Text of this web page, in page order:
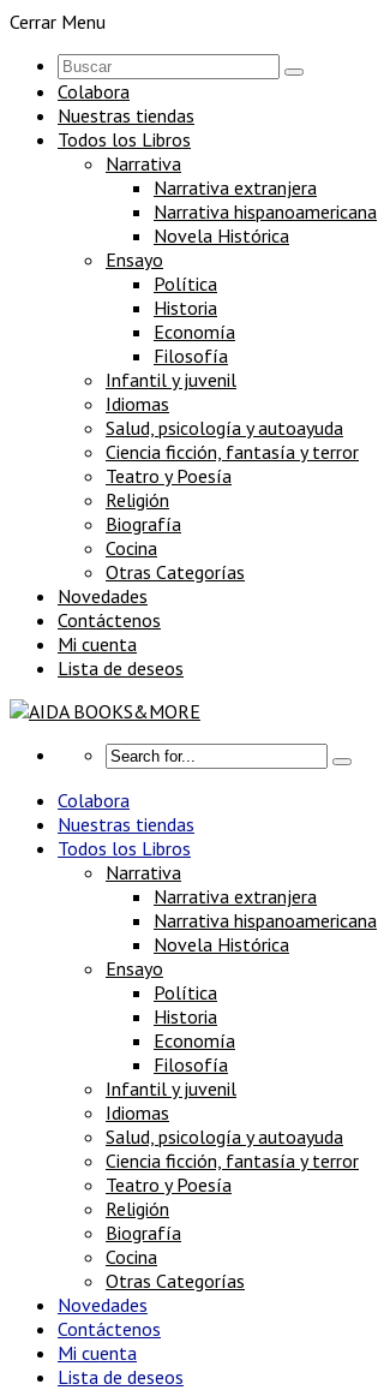
Cerrar Menu
Colabora
Nuestras tiendas
Todos los Libros
Narrativa
Narrativa extranjera
Narrativa hispanoamericana
Novela Histórica
Ensayo
Política
Historia
Economía
Filosofía
Infantil y juvenil
Idiomas
Salud, psicología y autoayuda
Ciencia ficción, fantasía y terror
Teatro y Poesía
Religión
Biografía
Cocina
Otras Categorías
Novedades
Contáctenos
Mi cuenta
Lista de deseos
Colabora
Nuestras tiendas
Todos los Libros
Narrativa
Narrativa extranjera
Narrativa hispanoamericana
Novela Histórica
Ensayo
Política
Historia
Economía
Filosofía
Infantil y juvenil
Idiomas
Salud, psicología y autoayuda
Ciencia ficción, fantasía y terror
Teatro y Poesía
Religión
Biografía
Cocina
Otras Categorías
Novedades
Contáctenos
Mi cuenta
Lista de deseos